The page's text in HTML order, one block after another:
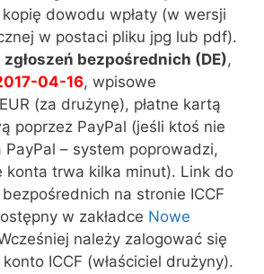
kopię dowodu wpłaty (w wersji
w postaci pliku jpg lub pdf).
bezpośrednich (DE),
04-16, wpisowe
(za drużynę), płatne kartą
poprzez PayPal (jeśli ktoś nie
PayPal – system poprowadzi,
konta trwa kilka minut). Link do
bezpośrednich na stronie ICCF
w zakładce Nowe
należy zalogować się
ICCF (właściciel drużyny).